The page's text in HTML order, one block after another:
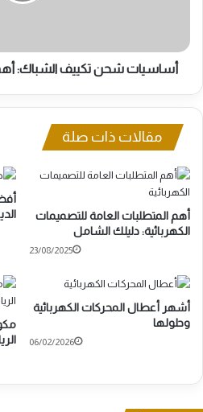
أساسيات شحن تكييف الشباك: أهم
مقالات ذات صلة
أهم المتطلبات العامة للتصميمات
الكهربائية: دليلك الشامل
23/08/2025
أشهر أعطال المحركات الكهربائية
وحلولها
06/02/2026